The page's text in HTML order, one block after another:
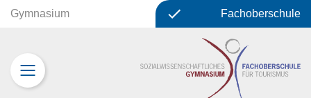
Gymnasium Fachoberschule